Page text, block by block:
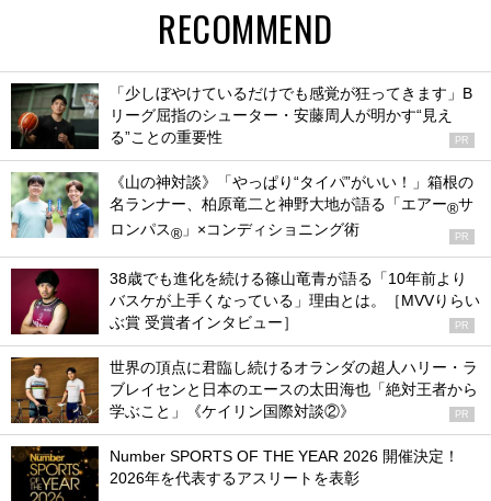
RECOMMEND
「少しぼやけているだけでも感覚が狂ってきます」B
リーグ屈指のシューター・安藤周人が明かす“見え
る”ことの重要性
PR
《山の神対談》「やっぱり“タイパ”がいい！」箱根の
名ランナー、柏原竜二と神野大地が語る「エアー®サ
ロンパス® 」×コンディショニング術 PR
38歳でも進化を続ける篠山竜青が語る「10年前より
バスケが上手くなっている」理由とは。［MVVりらい
ぶ賞 受賞者インタビュー］
PR
世界の頂点に君臨し続けるオランダの超人ハリー・ラ
ブレイセンと日本のエースの太田海也「絶対王者から
学ぶこと」《ケイリン国際対談②》
PR
Number SPORTS OF THE YEAR 2026 開催決定！
2026年を代表するアスリートを表彰